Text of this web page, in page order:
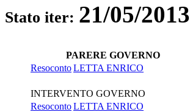
Stato iter: 21/05/2013
PARERE GOVERNO
ResocontoLETTA ENRICO
INTERVENTO GOVERNO
ResocontoLETTA ENRICO